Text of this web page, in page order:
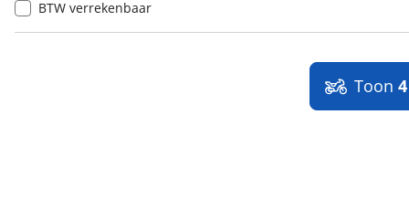
BTW verrekenbaar
Toon 4